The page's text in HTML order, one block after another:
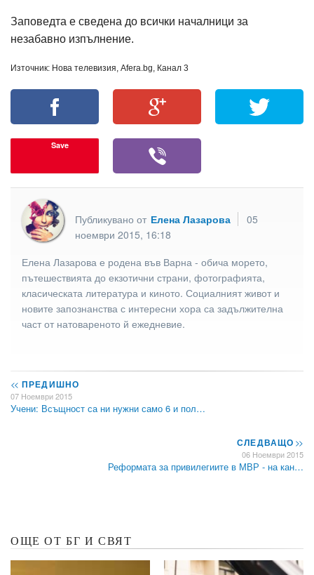
Заповедта е сведена до всички началници за
незабавно изпълнение.
Източник: Нова телевизия, Afera.bg, Канал 3
Save
Публикувано от Елена Лазарова
05
ноември 2015, 16:18
Елена Лазарова е родена във Варна - обича морето,
пътешествията до екзотични страни, фотографията,
класическата литература и киното. Социалният живот и
новите запознанства с интересни хора са задължителна
част от натовареното й ежедневие.
<< ПРЕДИШНО
07 Ноември 2015
Учени: Всъщност са ни нужни само 6 и пол…
СЛЕДВАЩО>>
06 Ноември 2015
Реформата за привилегиите в МВР - на кан…
ОЩЕ ОТ БГ И СВЯТ